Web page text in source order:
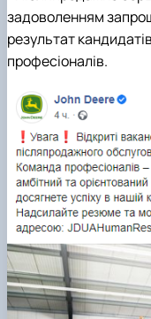
задоволенням
результат
професіоналів.